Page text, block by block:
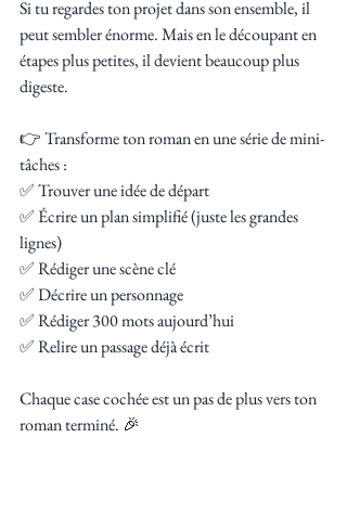
Si tu regardes ton projet dans son ensemble, il
peut sembler énorme. Mais en le découpant en
étapes plus petites, il devient beaucoup plus
digeste.
👉 Transforme ton roman en une série de mini-
tâches :
✅ Trouver une idée de départ
✅ Écrire un plan simplifié (juste les grandes
lignes)
✅ Rédiger une scène clé
✅ Décrire un personnage
✅ Rédiger 300 mots aujourd’hui
✅ Relire un passage déjà écrit
Chaque case cochée est un pas de plus vers ton
roman terminé. 🎉